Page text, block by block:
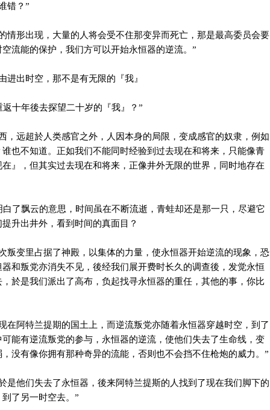
错？”
形出现，大量的人将会受不住那变异而死亡，那是最高委员会要
流能的保护，我们方可以开始永恒器的逆流。”
出时空，那不是有无限的『我』
十年後去探望二十岁的『我』？”
远超於人类感官之外，人因本身的局限，变成感官的奴隶，例如
也不知道。正如我们不能同时经验到过去现在和将来，只能像青
』，但其实过去现在和将来，正像井外无限的世界，同时地存在
了飘云的意思，时间虽在不断流逝，青蛙却还是那一只，尽避它
升出井外，看到时间的真面目？
变里占据了神殿，以集体的力量，使永恒器开始逆流的现象，恐
和叛党亦消失不见，後经我们展开费时长久的调查後，发觉永恒
於是我们派出了高布，负起找寻永恒器的重任，其他的事，你比
阿特兰提期的国土上，而逆流叛党亦随着永恒器穿越时空，到了
能有逆流叛党的参与，永恒器的逆流，使他们失去了生命线，变
没有像你拥有那种奇异的流能，否则也不会挡不住枪炮的威力。”
他们失去了永恒器，後来阿特兰提斯的人找到了现在我们脚下的
了另一时空去。”